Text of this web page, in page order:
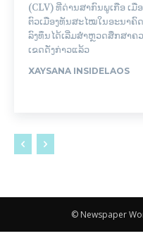
(CLV) ທີ່ດ່ານສາກົນພູເກືອ ເມື
ຕົວເມືອງທັນສະໄໝໃນອະນາຄົ
ລົງທຶນໄດ້ເລີ່ມສໍາຫຼວດສຶກສາຄ
ເຂດດັ່ງກ່າວແລ້ວ
XAYSANA INSIDELAOS
© Newspaper